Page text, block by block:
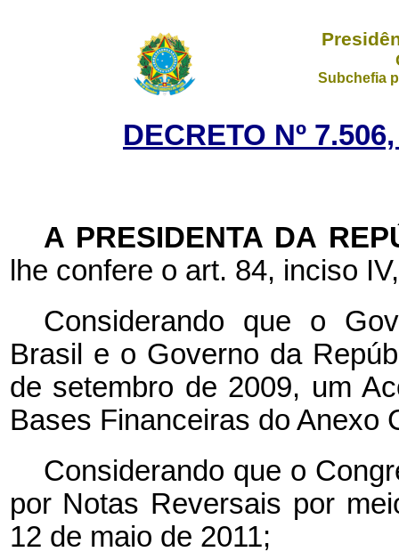
Subchefia
DECRETO Nº
A PRESIDENTA DA
lhe confere o art. 84, inciso
Considerando que o
Brasil e o Governo da
de setembro de 2009, um
Bases Financeiras do Anexo
Considerando que o
por Notas Reversais por
12 de maio de 2011;